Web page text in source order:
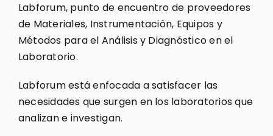
Labforum, punto de encuentro de proveedores
de Materiales, Instrumentación, Equipos y
Métodos para el Análisis y Diagnóstico en el
Laboratorio.
Labforum está enfocada a satisfacer las
necesidades que surgen en los laboratorios que
analizan e investigan.